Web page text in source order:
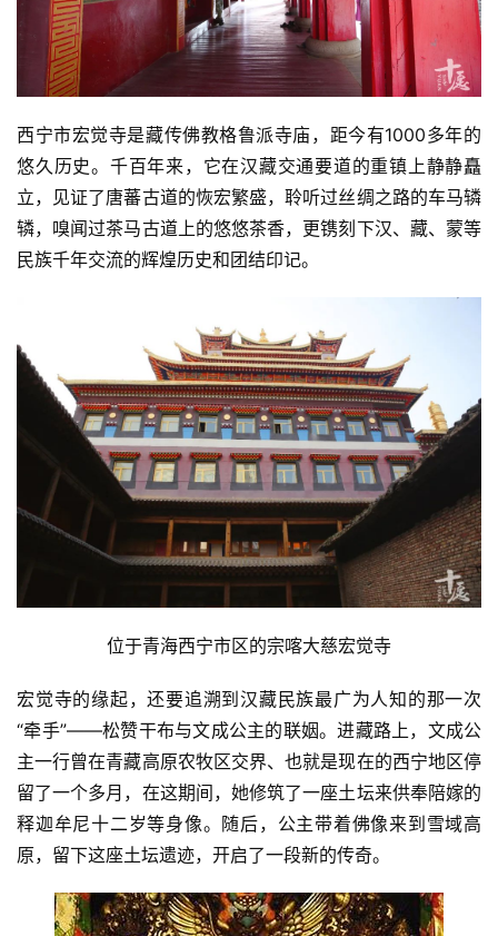
西宁市宏觉寺是藏传佛教格鲁派寺庙，距今有1000多年的
悠久历史。千百年来，它在汉藏交通要道的重镇上静静矗
立，见证了唐蕃古道的恢宏繁盛，聆听过丝绸之路的车马辚
辚，嗅闻过茶马古道上的悠悠茶香，更镌刻下汉、藏、蒙等
民族千年交流的辉煌历史和团结印记。
位于青海西宁市区的宗喀大慈宏觉寺
宏觉寺的缘起，还要追溯到汉藏民族最广为人知的那一次
“牵手”——松赞干布与文成公主的联姻。进藏路上，文成公
主一行曾在青藏高原农牧区交界、也就是现在的西宁地区停
留了一个多月，在这期间，她修筑了一座土坛来供奉陪嫁的
释迦牟尼十二岁等身像。随后，公主带着佛像来到雪域高
原，留下这座土坛遗迹，开启了一段新的传奇。